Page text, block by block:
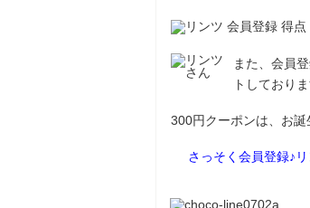
また、会員
トしており
300円クーポンは、お誕
さっそく会員登録♪